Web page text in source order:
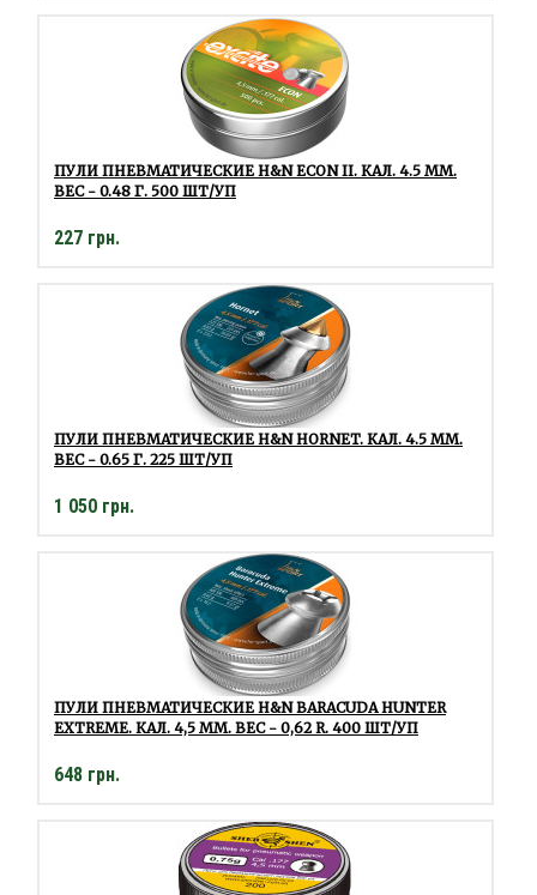
ПУЛИ ПНЕВМАТИЧЕСКИЕ H&N ECON II. КАЛ. 4.5 ММ.
ВЕС - 0.48 Г. 500 ШТ/УП
227 грн.
ПУЛИ ПНЕВМАТИЧЕСКИЕ H&N HORNET. КАЛ. 4.5 ММ.
ВЕС - 0.65 Г. 225 ШТ/УП
1 050 грн.
ПУЛИ ПНЕВМАТИЧЕСКИЕ H&N BARACUDA HUNTER
EXTREME. КАЛ. 4,5 ММ. ВЕС - 0,62 R. 400 ШТ/УП
648 грн.